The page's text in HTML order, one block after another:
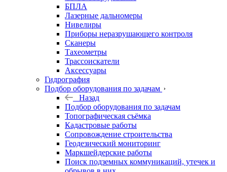
БПЛА
Лазерные дальномеры
Нивелиры
Приборы неразрушающего контроля
Сканеры
Тахеометры
Трассоискатели
Аксессуары
Гидрография
Подбор оборудования по задачам
Назад
Подбор оборудования по задачам
Топографическая съёмка
Кадастровые работы
Сопровождение строительства
Геодезический мониторинг
Маркшейдерские работы
Поиск подземных коммуникаций, утечек и